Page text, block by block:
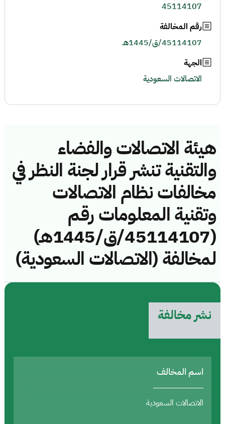
هيئة الاتصالات والفضاء
والتقنية تنشر قرار لجنة النظر في
مخالفات نظام الاتصالات
وتقنية المعلومات رقم
(45114107/ق/1445هـ)
لمخالفة (الاتصالات السعودية)
نشر مخالفة
اسم المخالف
الاتصالات السعودية
45114107
رقم المخالفة
45114107/ق/1445هـ
الجهة
الاتصالات السعودية